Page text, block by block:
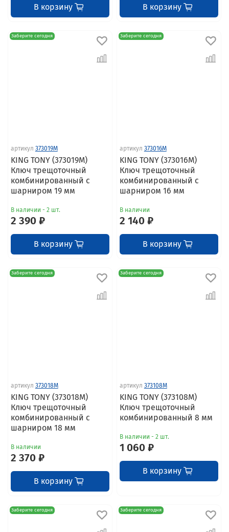
В корзину В корзину
Заберите сегодня
артикул 373019M
KING TONY (373019M)
Ключ трещоточный
комбинированный с
шарниром 19 мм
В наличии - 2 шт.
2 390 ₽
В корзину
Заберите сегодня
артикул 373016M
KING TONY (373016M)
Ключ трещоточный
комбинированный с
шарниром 16 мм
В наличии
2 140 ₽
В корзину
Заберите сегодня
артикул 373018M
KING TONY (373018M)
Ключ трещоточный
комбинированный с
шарниром 18 мм
В наличии
2 370 ₽
В корзину
Заберите сегодня
артикул 373108M
KING TONY (373108M)
Ключ трещоточный
комбинированный 8 мм
В наличии - 2 шт.
1 060 ₽
В корзину
Заберите сегодня Заберите сегодня